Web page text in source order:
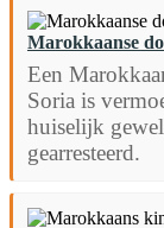
Marokkaanse
Een
Soria is
huiselijk
gearresteerd.